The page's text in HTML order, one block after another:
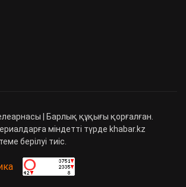
| Барлық құқығы қорғалған.
міндетті түрде khabar.kz
берілуі тиіс.